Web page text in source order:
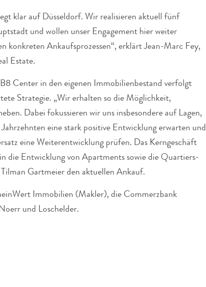
klar auf Düsseldorf. Wir realisieren aktuell fünf
und wollen unser Engagement hier weiter
konkreten Ankaufsprozessen“, erklärt Jean-Marc Fey,
Estate.
Center in den eigenen Immobilienbestand verfolgt
Strategie. „Wir erhalten so die Möglichkeit,
Dabei fokussieren wir uns insbesondere auf Lagen,
eine stark positive Entwicklung erwarten und
eine Weiterentwicklung prüfen. Das Kerngeschäft
die Entwicklung von Apartments sowie die Quartiers-
Gartmeier den aktuellen Ankauf.
Immobilien (Makler), die Commerzbank
und Loschelder.